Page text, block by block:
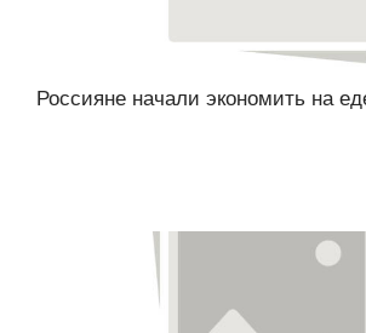
Россияне начали экономить на